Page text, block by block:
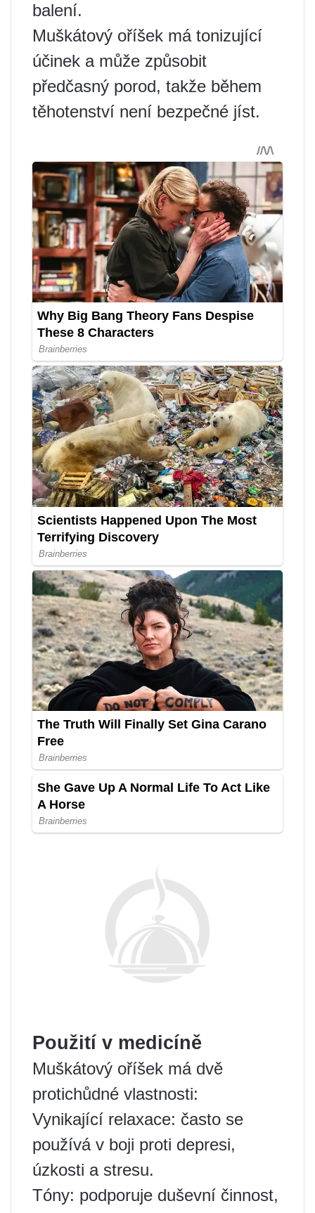
balení.
Muškátový oříšek má tonizující
účinek a může způsobit
předčasný porod, takže během
těhotenství není bezpečné jíst.
Použití v medicíně
Muškátový oříšek má dvě
protichůdné vlastnosti:
Vynikající relaxace: často se
používá v boji proti depresi,
úzkosti a stresu.
Tóny: podporuje duševní činnost,